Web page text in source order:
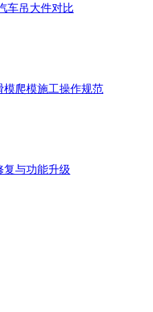
车吊大件对比
模爬模施工操作规范
复与功能升级